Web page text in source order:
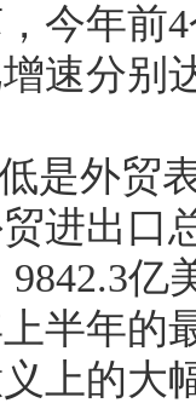
今年前
速分别
外贸表
贸进出
9842.3
半年的
上的大